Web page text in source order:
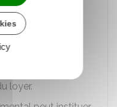
d'hébergement
des
avant le
même s'il a
loyer.